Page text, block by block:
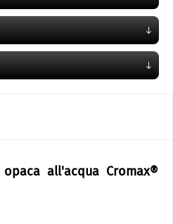
all'acqua Cromax®